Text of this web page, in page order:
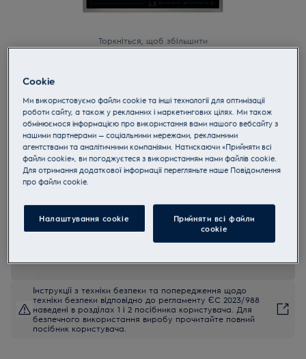
Торкніться, щоб збільшити
EIV6340X
Індукційна варильна поверхня
Bridge 60 см
4.9 (11001)
Переваги
Індукційна варильна поверхня 600 Bridge поєднує дві зони в одну
велику зону нагрівання.
велику конфорку
Зони нагрівання Infinite самостійно налаштовуються відповідно
до розміру посуду.
Інструкції з техніки безпеки та попередження щодо
техніки безпеки відповідно до регламенту ЄС 2023/988
наведені в розділах 1 і 2 посібника користувача. Для
безпечного використання виробу прочитайте повний
посібник користувача.
Cookie
Ми використовуємо файли cookie та інші технології для оптимізації
роботи сайту, а також у рекламних і маркетингових цілях. Ми також
обмінюємося інформацією про використання вами нашого вебсайту з
нашими партнерами — соціальними мережами, рекламними
агентствами та аналітичними компаніями. Натискаючи «Прийняти всі
файли cookie», ви погоджуєтеся з використанням нами файлів cookie.
Для отримання додаткової інформації перегляньте наше Пoвідомлення
прo файли cookie.
Налаштування cookie
Прийняти всі файли
сookie